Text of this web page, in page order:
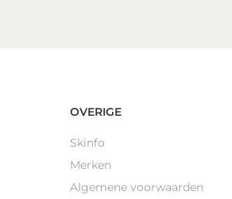
OVERIGE
Skinfo
Merken
Algemene voorwaarden